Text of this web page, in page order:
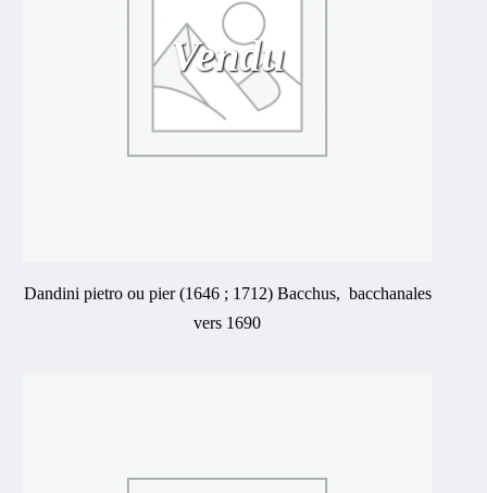
Vendu
Dandini pietro ou pier (1646 ; 1712) Bacchus, bacchanales
vers 1690